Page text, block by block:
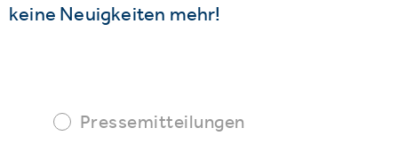
keine Neuigkeiten mehr!
Pressemitteilungen